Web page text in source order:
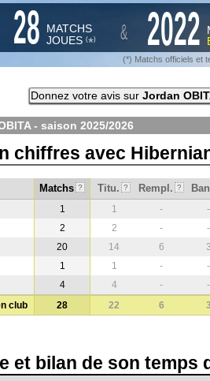
28 MATCHS
JOUES (*) & 2022
(*) Matchs officiels et
Donnez votre avis sur Jordan
- saison 2025/2026
chiffres avec
Matchs ? Titu. ? Rempl. ?
1 1 -
-
2 2 -
-
20 14 6
1 1 -
-
4 4 -
-
club
28 22 6
et bilan de son temps